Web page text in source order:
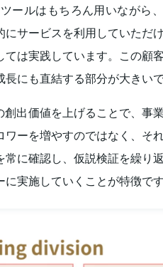
ールはもちろん用いながら
サービスを利用していただ
は実践しています。この顧
にも直結する部分が大きいで
出価値を上げることで、事
ーを増やすのではなく、そ
に確認し、仮説検証を繰り
実施していくことが特徴です